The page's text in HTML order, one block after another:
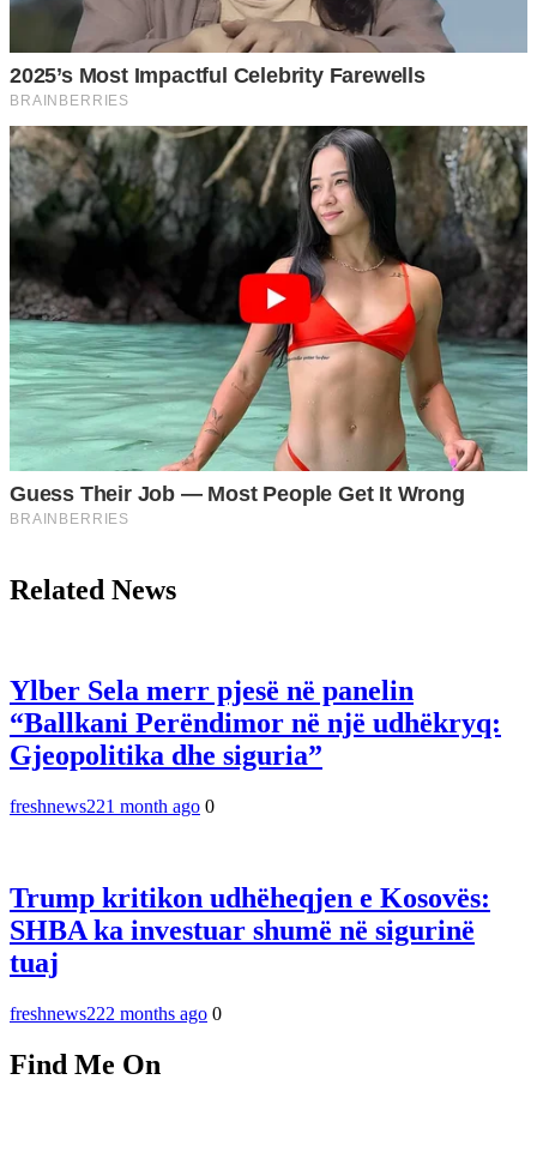
Related News
Ylber Sela merr pjesë në panelin
“Ballkani Perëndimor në një udhëkryq:
Gjeopolitika dhe siguria”
freshnews221 month ago 0
Trump kritikon udhëheqjen e Kosovës:
SHBA ka investuar shumë në sigurinë
tuaj
freshnews222 months ago 0
Find Me On